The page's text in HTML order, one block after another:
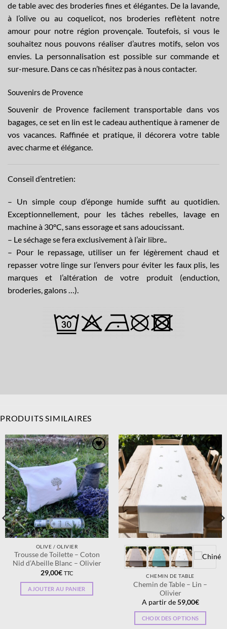
de table avec des broderies fines et élégantes. De la lavande,
à l’olive ou au coquelicot, nos broderies reflètent notre
amour pour notre région provençale. Toutefois, si vous le
souhaitez nous pouvons réaliser d’autres motifs, selon vos
envies. La personnalisation est possible sur commande et
sur-mesure. Dans ce cas n’hésitez pas à nouscontacter.
Souvenirs de Provence
Souvenir de Provence facilement transportable dans vos
bagages, ce set en lin est le cadeau authentique à ramener de
vos vacances. Raffinée et pratique, il décorera votre table
avec charme et élégance.
Conseil d’entretien:
– Un simple coup d’éponge humide suffit au quotidien.
Exceptionnellement, pour les tâches rebelles, lavage en
machine à 30°C, sans essorage et sans adoucissant.
– Le séchage se fera exclusivement à l’air libre..
– Pour le repassage, utiliser un fer légèrement chaud et
repasser votre linge sur l’envers pour éviter les faux plis, les
marques et l’altération de votre produit (enduction,
broderies, galons …).
PRODUITS SIMILAIRES
Ajouter
à la
wishlist
OLIVE / OLIVIER
Trousse de Toilette – Coton
Nid d’Abeille Blanc – Olivier
29,00€ TTC
AJOUTER AU PANIER
Ajouter
à la
wishlist
CHEMIN DE TABLE
Chemin de Table – Lin –
Olivier
A partir de59,00€
CHOIX DES OPTIONS